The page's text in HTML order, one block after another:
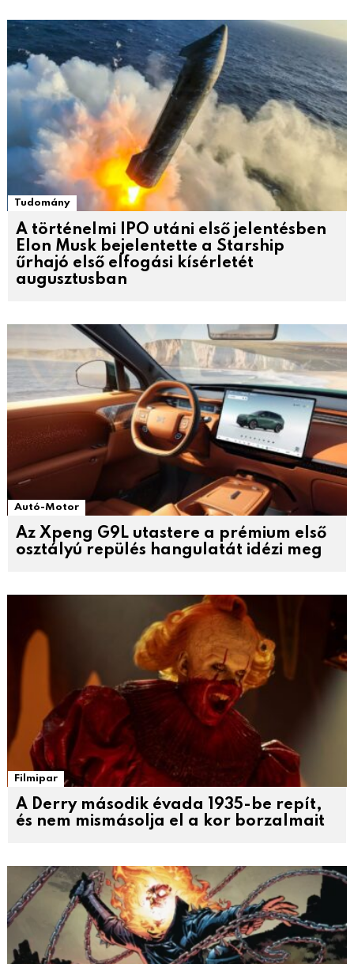
Tudomány
A történelmi IPO utáni első jelentésben
Elon Musk bejelentette a Starship
űrhajó első elfogási kísérletét
augusztusban
Autó-Motor
Az Xpeng G9L utastere a prémium első
osztályú repülés hangulatát idézi meg
Filmipar
A Derry második évada 1935-be repít,
és nem mismásolja el a kor borzalmait